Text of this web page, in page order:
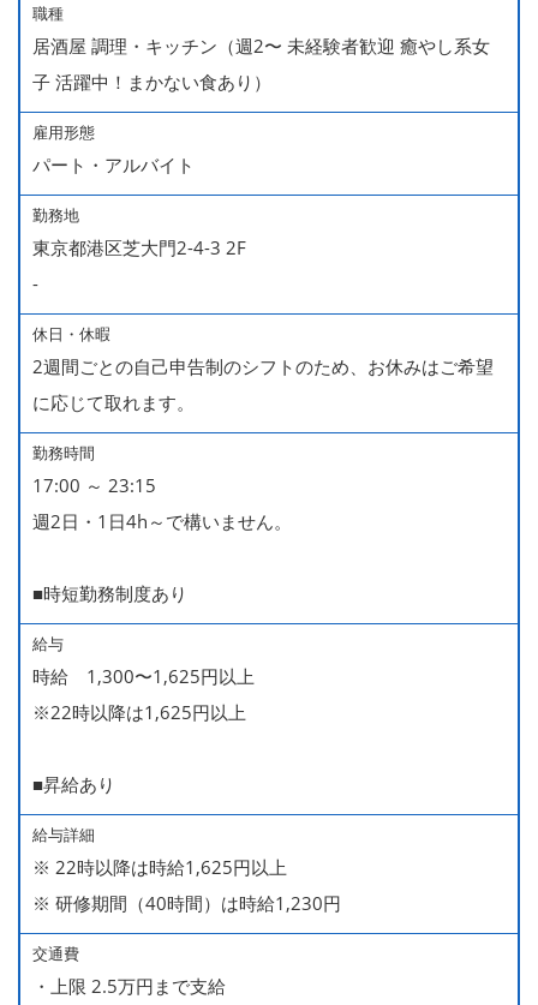
職種
居酒屋 調理・キッチン（週2〜 未経験者歓迎 癒やし系女
子 活躍中！まかない食あり）
雇用形態
パート・アルバイト
勤務地
東京都港区芝大門2-4-3 2F
-
休日・休暇
2週間ごとの自己申告制のシフトのため、お休みはご希望
に応じて取れます。
勤務時間
17:00 ～ 23:15
週2日・1日4h～で構いません。
■時短勤務制度あり
給与
時給 1,300〜1,625円以上
※22時以降は1,625円以上
■昇給あり
給与詳細
※ 22時以降は時給1,625円以上
※ 研修期間（40時間）は時給1,230円
交通費
・上限 2.5万円まで支給